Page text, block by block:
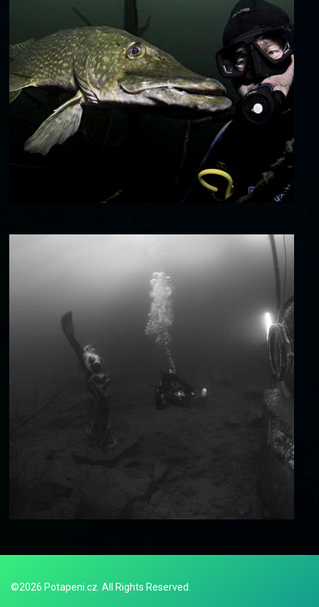
©2026 Potapeni.cz. All Rights Reserved.